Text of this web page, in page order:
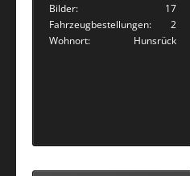
Bilder
17
Fahrzeugbestellungen
2
Wohnort
Hunsrück